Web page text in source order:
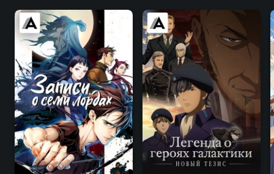
7.9 7.3 8.5 7.8